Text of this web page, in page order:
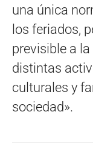
una única
los feriados,
previsible a
distintas
culturales y
sociedad».